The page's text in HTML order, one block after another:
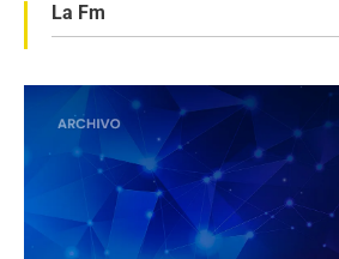
La Fm